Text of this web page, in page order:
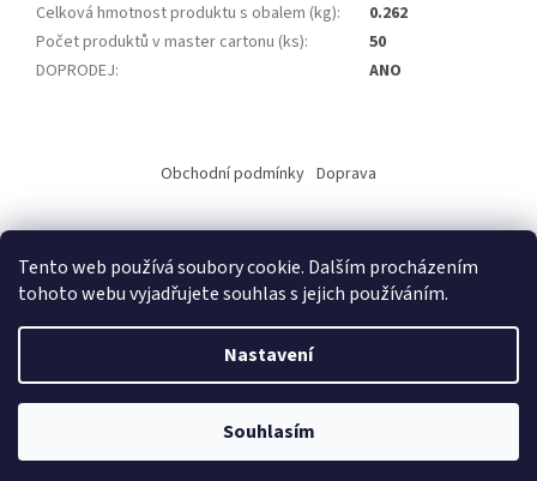
Tento web používá soubory cookie. Dalším procházením
tohoto webu vyjadřujete souhlas s jejich používáním.
Nastavení
Souhlasím
Celková hmotnost produktu s obalem (kg):
0.262
Počet produktů v master cartonu (ks):
50
DOPRODEJ: ANO
a
t
Obchodní podmínky Doprava
Vytvořil Shoptet
ALKO elektro s.r.o.. Všechna práva vyhrazena.
Upravit nastavení cookies
Copyright © 2014 Alko elektro, Vladimír Horák, Jarní 5715, 430 04